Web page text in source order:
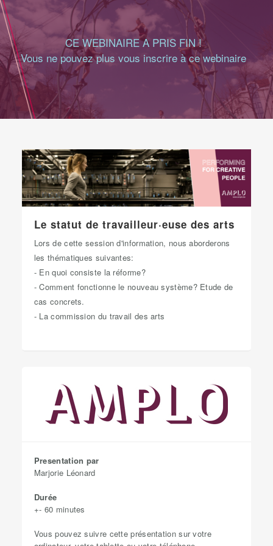
CE WEBINAIRE A PRIS FIN !
Vous ne pouvez plus vous inscrire à ce webinaire
Le statut de travailleur·euse des arts
Lors de cette session d'information, nous aborderons
les thématiques suivantes:
- En quoi consiste la réforme?
- Comment fonctionne le nouveau système? Etude de
cas concrets.
- La commission du travail des arts
Presentation par
Marjorie Léonard
Durée
+- 60 minutes
Vous pouvez suivre cette présentation sur votre